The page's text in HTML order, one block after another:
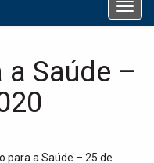
T
o
l
a Saúde –